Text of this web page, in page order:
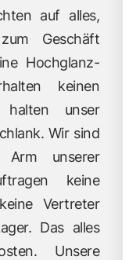
auf alles,
Geschäft
Hochglanz-
keinen
unser
Wir sind
Arm unserer
keine
Vertreter
Das alles
Unsere